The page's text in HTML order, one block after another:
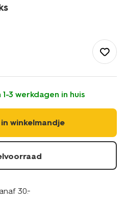
fijnschrijvers-
3 werkdagen in huis
in winkelmandje
30.-